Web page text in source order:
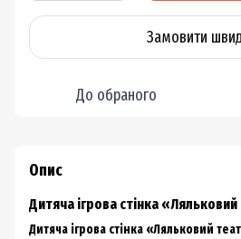
Замовити
До обраного
Опис
Дитяча ігрова стінка
Дитяча ігрова стінка «Ляльковий